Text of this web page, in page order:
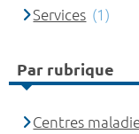
Services (1)
Par rubrique
Centres